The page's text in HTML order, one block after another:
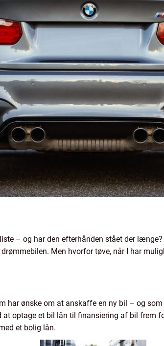
– og har den efterhånden stået der
Men hvorfor tøve, når I har
har ønske om at anskaffe en ny bil – og
optage et bil lån til finansiering af bil frem
et bolig lån.